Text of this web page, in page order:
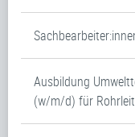
Ausbildung
(w/m/d) für